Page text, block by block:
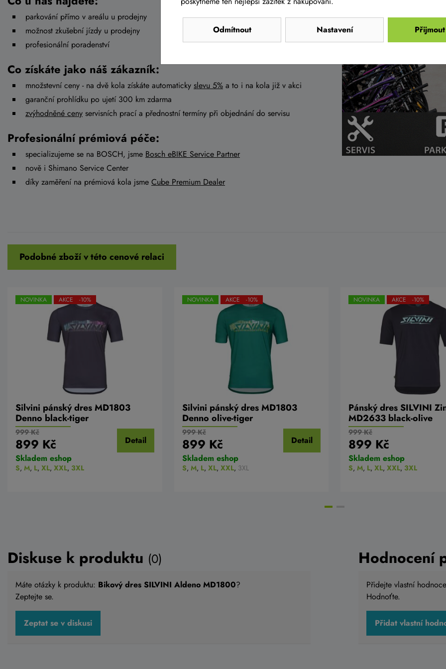
parkování přímo v areálu u prodejny
možnost zkušební jízdy u prodejny
profesionální poradenství
Co získáte jako náš zákazník:
množstevní ceny - na dvě kola získáte automaticky slevu 5% a to i na kola již v akci
garanční prohlídku po ujetí 300 km zdarma
zvýhodněné ceny servisních prací a přednostní termíny při objednání do servisu
Profesionální prémiová péče:
specializujeme se na BOSCH, jsme Bosch eBIKE Service Partner
nově i Shimano Service Center
díky zaměření na prémiová kola jsme Cube Premium Dealer
Podobné zboží v této cenové relaci
Silvini pánský dres MD1803
Denno black-tiger
NOVINKA AKCE -10%
999 Kč
899 Kč
Skladem eshop
S, M, L, XL, XXL, 3XL
Detail
Silvini pánský dres MD1803
Denno olive-tiger
NOVINKA AKCE -10%
999 Kč
899 Kč
Skladem eshop
S, M, L, XL, XXL, 3XL
Detail
Pánský dres SILVINI
MD2633 black-olive
NOVINKA AKCE -10%
999 Kč
899 Kč
Skladem eshop
S, M, L, XL, XXL, 3XL
Diskuse k produktu (0)
Máte otázky k produktu: Bikový dres SILVINI Aldeno MD1800?
Zeptejte se.
Zeptat se v diskusi
Hodnocení
Přidejte vlastní
Hodnoťte.
Přidat vlastní
Odmítnout Nastavení